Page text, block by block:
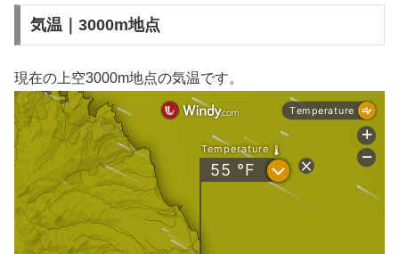
気温｜3000m地点
現在の上空3000m地点の気温です。